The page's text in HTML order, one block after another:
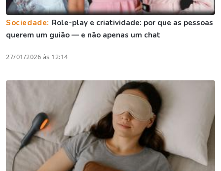
Sociedade: Role-play e criatividade: por que as pessoas
querem um guião — e não apenas um chat
27/01/2026 às 12:14